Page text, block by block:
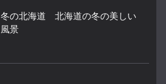
冬の北海道 北海道の冬の美しい
風景